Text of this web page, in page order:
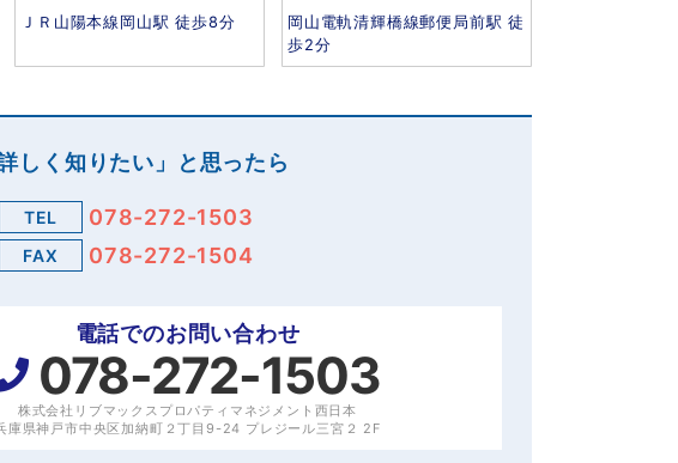
ＪＲ山陽本線岡山駅 徒歩8分
岡山電軌清輝橋線郵便局前駅 徒
歩2分
しく知りたい」と思ったら
TEL 078-272-1503
FAX 078-272-1504
電話でのお問い合わせ
078-272-1503
株式会社リブマックスプロパティマネジメント西日本
庫県神戸市中央区加納町２丁目9-24 プレジール三宮２ 2F